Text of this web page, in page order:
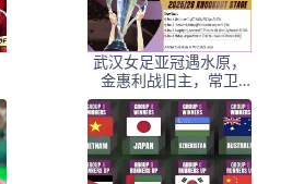
武汉女足亚冠遇水原，
金惠利战旧主，常卫
魏、外援离队，主场武
体